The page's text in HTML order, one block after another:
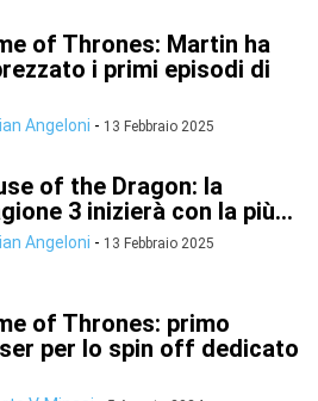
of Thrones: Martin ha
i primi episodi di
Angeloni - 13 Febbraio 2025
of the Dragon: la
3 inizierà con la più...
Angeloni - 13 Febbraio 2025
of Thrones: primo
per lo spin off dedicato